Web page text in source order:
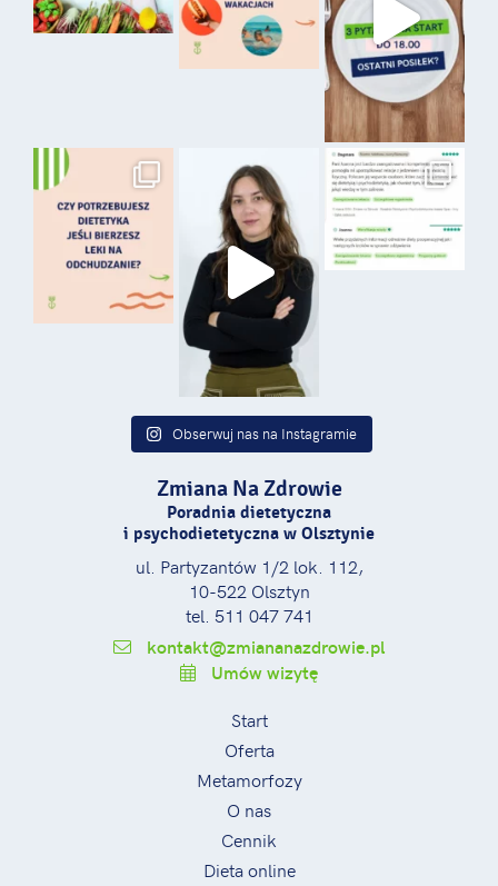
Obserwuj nas na Instagramie
Zmiana Na Zdrowie
Poradnia dietetyczna
i psychodietetyczna w Olsztynie
ul. Partyzantów 1/2 lok. 112,
10-522 Olsztyn
tel. 511 047 741
kontakt@zmiananazdrowie.pl
Umów wizytę
Start
Oferta
Metamorfozy
O nas
Cennik
Dieta online